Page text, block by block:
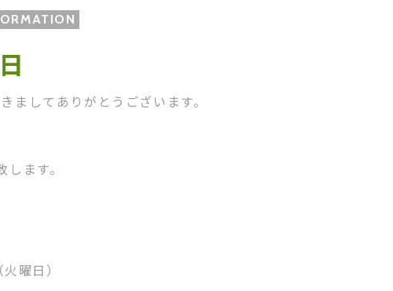
ましてありがとうございます。
ます。
（火曜日）